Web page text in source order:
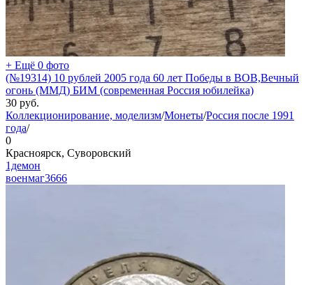
+ Ещё 0 фото
(№19314) 10 рублей 2005 года 60 лет Победы в ВОВ,Вечный
огонь (ММД) БИМ (современная Россия юбилейка)
30 руб.
Коллекционирование, моделизм/Монеты/Россия после 1991
года/
0
Красноярск, Суворовский
1демон
военмаг3666